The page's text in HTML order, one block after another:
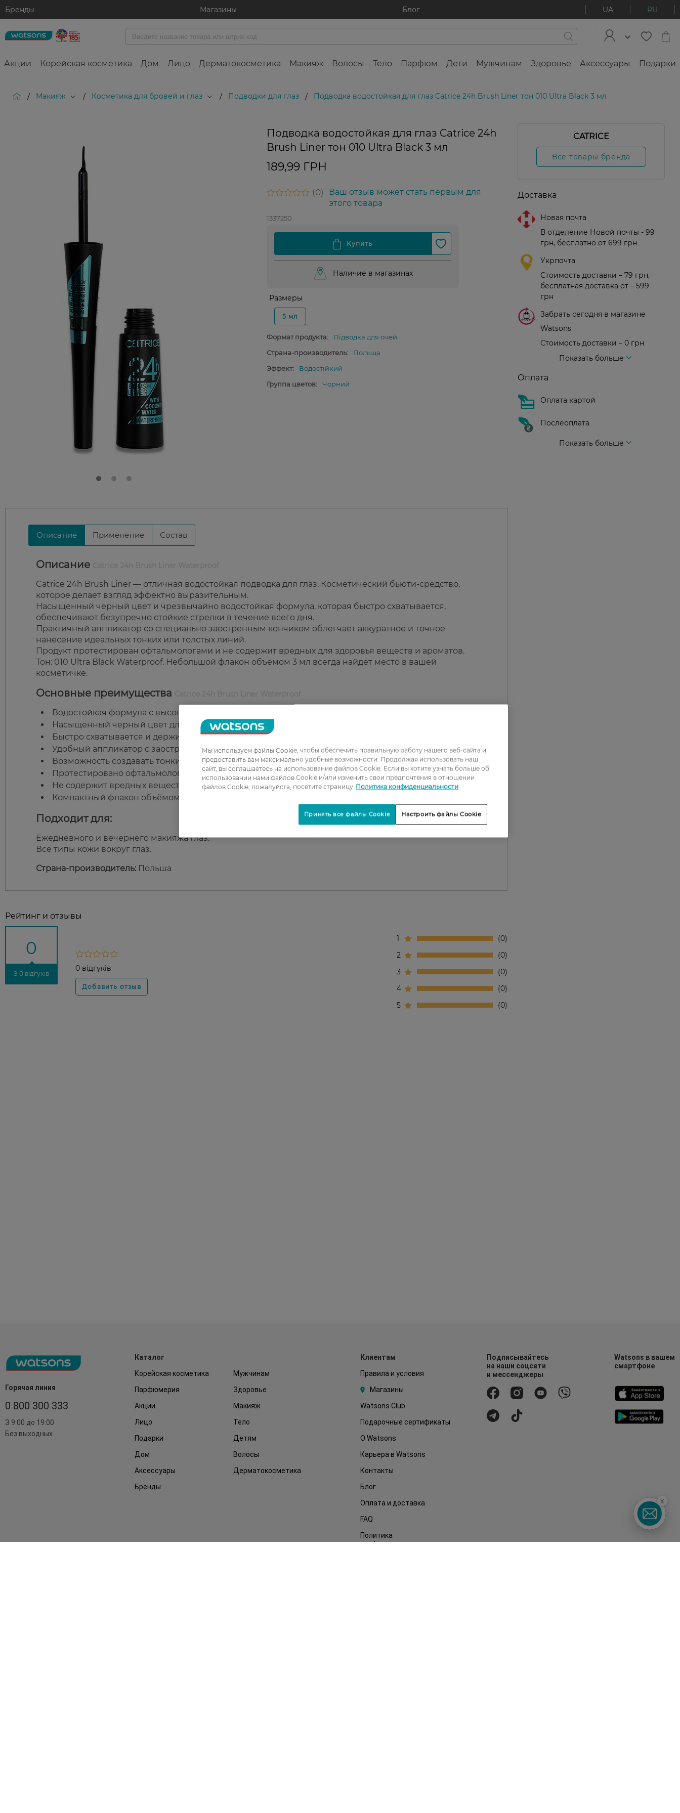
Бренды Магазины Блог UA RU
Акции Корейская косметика Дом Лицо Дерматокосметика Макияж Волосы Тело Парфюм Дети Мужчинам Здоровье Аксессуары Подарки
/ Макияж / Косметика для бровей и глаз / Подводки для глаз / Подводка водостойкая для глаз Catrice 24h Brush Liner тон 010 Ultra Black 3 мл
Подводка водостойкая для глаз Catrice 24h
Brush Liner тон 010 Ultra Black 3 мл
189,99 ГРН
0
Ваш отзыв может стать первым для
этого товара
1337250
Наличие в магазинах
Размеры
5 мл
Формат продукта:
Підводка для очей
Страна-производитель:
Польща
Эффект:
Водостійкий
Группа цветов:
Чорний
Описание Применение Состав
Описание
Catrice 24h Brush Liner — отличная водостойкая подводка для глаз. Косметический бьюти-средство,
которое делает взгляд эффектно выразительным.
Насыщенный черный цвет и чрезвычайно водостойкая формула, которая быстро схватывается,
обеспечивают безупречно стойкие стрелки в течение всего дня.
Практичный аппликатор со специально заостренным кончиком облегчает аккуратное и точное
нанесение идеальных тонких или толстых линий.
Продукт протестирован офтальмологами и не содержит вредных для здоровья веществ и ароматов.
Тон: 010 Ultra Black Waterproof. Небольшой флакон объёмом 3 мл всегда найдёт место в вашей
косметичке.
Основные преимущества
Водостойкая формула с высокой стойкостью.
Насыщенный черный цвет для интенсивного эффекта.
Быстро схватывается и держится весь день.
Удобный аппликатор с заостренным кончиком для точности.
Возможность создавать тонкие и толстые линии.
Протестировано офтальмологами.
Не содержит вредных веществ и ароматов.
Компактный флакон объёмом 3 мл.
Подходит для:
Ежедневного и вечернего макияжа глаз.
Все типы кожи вокруг глаз.
Страна-производитель: Польша
Рейтинг и отзывы
0
З 0 відгуків
0 відгуків
1
0
2
0
3
0
4
0
5
0
CATRICE
Все товары бренда
Доставка
Новая почта
В отделение Новой почты - 99
грн, бесплатно от 699 грн
Укрпочта
Стоимость доставки – 79 грн,
бесплатная доставка от – 599
грн
Забрать сегодня в магазине
Watsons
Стоимость доставки – 0 грн
Показать больше
Оплата
Оплата картой
Послеоплата
Показать больше
Горячая линия
0 800 300 333
З 9:00 до 19:00
Без выходных
Каталог
Корейская косметика
Мужчинам
Парфюмерия
Здоровье
Акции
Макияж
Лицо
Тело
Подарки
Детям
Дом
Волосы
Аксессуары
Дерматокосметика
Бренды
Клиентам
Правила и условия
Магазины
Watsons Club
Подарочные сертификаты
О Watsons
Карьера в Watsons
Контакты
Блог
Оплата и доставка
FAQ
Политика
конфиденциальности
Подписывайтесь
на наши соцсети
и мессенджеры
Watsons в вашем
смартфоне
x
Мы используем файлы Cookie, чтобы обеспечить правильную работу нашего веб-сайта и
предоставить вам максимально удобные возможности. Продолжая использовать наш
сайт, вы соглашаетесь на использование файлов Cookie. Если вы хотите узнать больше об
использовании нами файлов Cookie и/или изменить свои предпочтения в отношении
файлов Cookie, пожалуйста, посетите страницу Политика конфиденциальности
Настроить файлы Cookie
Принять все файлы Cookie